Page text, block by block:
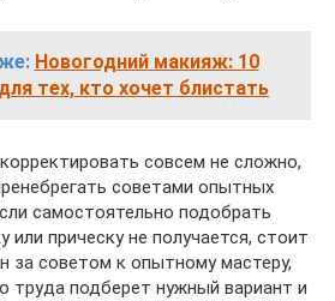
Новогодний макияж: 10
тех, кто хочет блистать
совсем не сложно,
советами опытных
самостоятельно подобрать
прическу не получается, стоит
за советом к опытному мастеру,
труда подберет нужный вариант и